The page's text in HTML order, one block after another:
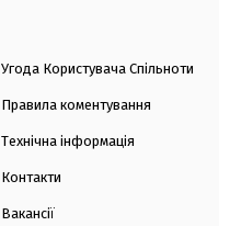
Угода Користувача Спільноти
Правила коментування
Технічна інформація
Контакти
Вакансії